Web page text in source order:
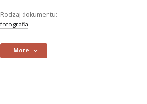
Rodzaj dokumentu:
fotografia
More